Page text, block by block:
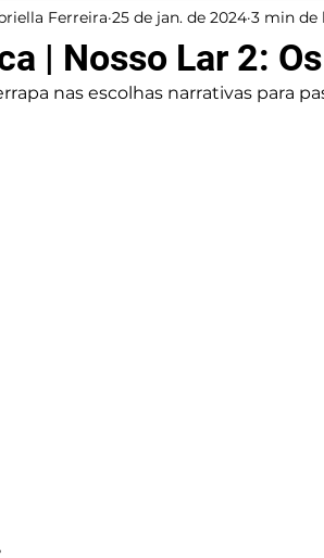
| Nosso Lar 2:
Ferreira 25 de jan. de 2024 3 min de
nas escolhas narrativas para